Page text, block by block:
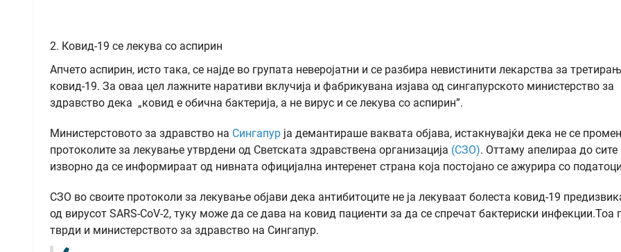
2. Ковид-19 се лекува со аспирин
Апчето аспирин, исто така, се најде во групата неверојатни и се разбира невистинити лекарства за
ковид-19. За оваа цел лажните наративи вклучија и фабрикувана изјава од сингапурското министерство за
здравство дека „ковид е обична бактерија, а не вирус и се лекува со аспирин”.
Министерстовото за здравство на Сингапур ја демантираше ваквата објава, истакнувајќи дека не се
протоколите за лекување утврдени од Светската здравствена организација (СЗО). Оттаму апелираа до сите
изворно да се информираат од нивната официјална интеренет страна која постојано се ажурира со
СЗО во своите протоколи за лекување објави дека антибитоците не ја лекуваат болеста ковид-19
од вирусот SARS-CoV-2, туку може да се дава на ковид пациенти за да се спречат бактериски инфекции.Тоа
тврди и министерството за здравство на Сингапур.